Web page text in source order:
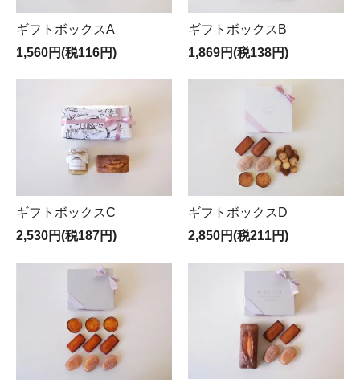
ギフトボックスA
1,560円(税116円)
ギフトボックスB
1,869円(税138円)
ギフトボックスC
2,530円(税187円)
ギフトボックスD
2,850円(税211円)